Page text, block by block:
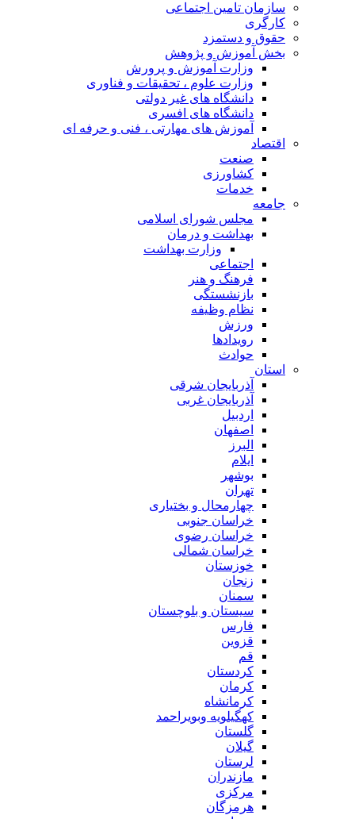
سازمان تامین اجتماعی
کارگری
حقوق و دستمزد
بخش آموزش و پژوهش
وزارت آموزش و پرورش
وزارت علوم ، تحقیقات و فناوری
دانشگاه های غیر دولتی
دانشگاه های افسری
آموزش های مهارتی ، فنی و حرفه ای
اقتصاد
صنعت
کشاورزی
خدمات
جامعه
مجلس شورای اسلامی
بهداشت و درمان
وزارت بهداشت
اجتماعی
فرهنگ و هنر
بازنشستگی
نظام وظیفه
ورزش
رویدادها
حوادث
استان
آذربایجان شرقی
آذربایجان غربی
اردبیل
اصفهان
البرز
ایلام
بوشهر
تهران
چهارمحال و بختیاری
خراسان جنوبی
خراسان رضوی
خراسان شمالی
خوزستان
زنجان
سمنان
سیستان و بلوچستان
فارس
قزوین
قم
کردستان
کرمان
کرمانشاه
کهگیلویه وبویراحمد
گلستان
گیلان
لرستان
مازندران
مرکزی
هرمزگان